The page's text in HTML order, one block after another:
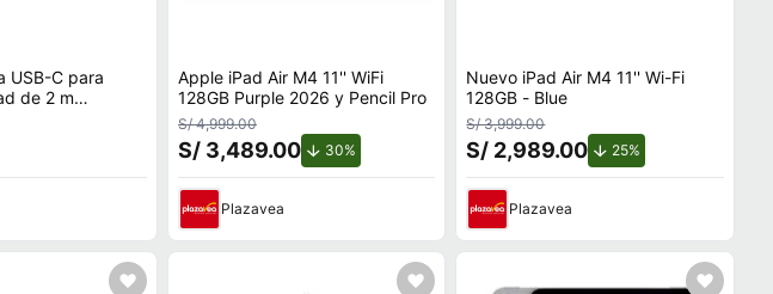
USB-C para
de 2 m
Apple iPad Air M4 11'' WiFi
128GB Purple 2026 y Pencil Pro
S/ 4,999.00
S/ 3,489.00 30%de descuento.
Plazavea
Nuevo iPad Air M4 11'' Wi-Fi
128GB - Blue
S/ 3,999.00
S/ 2,989.00 25%
Plazavea